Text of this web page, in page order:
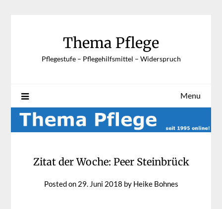
Thema Pflege
Pflegestufe – Pflegehilfsmittel – Widerspruch
Menu
Zitat der Woche: Peer Steinbrück
Posted on 29. Juni 2018 by Heike Bohnes